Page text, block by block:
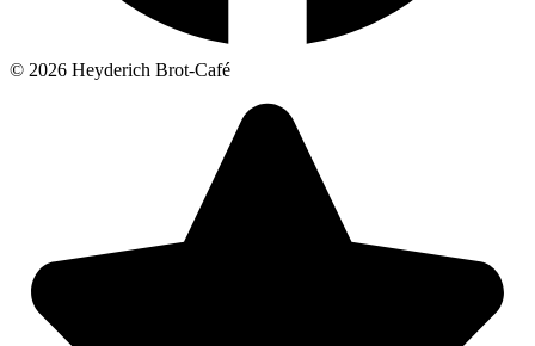
© 2026 Heyderich Brot-Café